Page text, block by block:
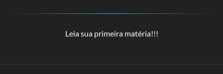
Leia sua primeira matéria!!!